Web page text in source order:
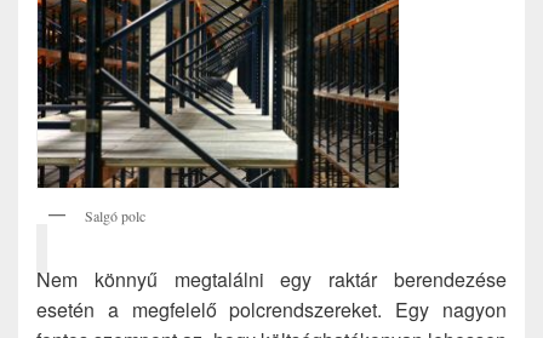
Salgó polc
Nem könnyű megtalálni egy raktár berendezése
esetén a megfelelő polcrendszereket. Egy nagyon